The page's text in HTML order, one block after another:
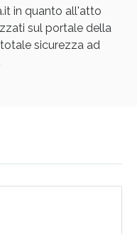
in quanto all'atto
sul portale della
sicurezza ad